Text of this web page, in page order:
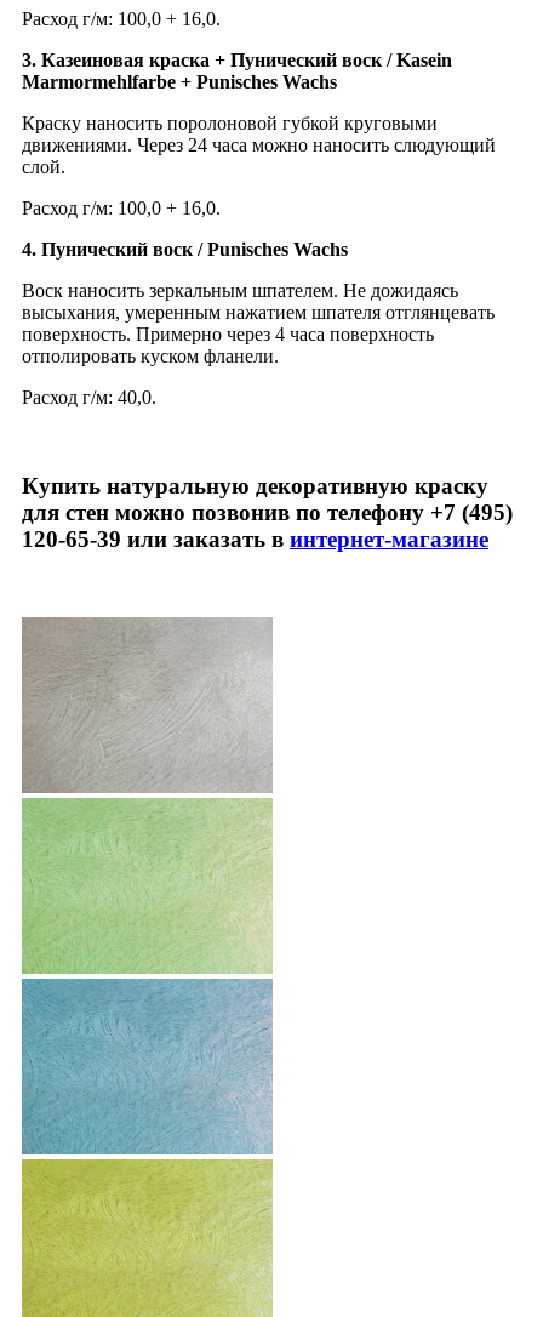
Расход г/м: 100,0 + 16,0.
3. Казеиновая краска + Пунический воск / Kasein
Marmormehlfarbe + Punisches Wachs
Краску наносить поролоновой губкой круговыми
движениями. Через 24 часа можно наносить слюдующий
слой.
Расход г/м: 100,0 + 16,0.
4. Пунический воск / Punisches Wachs
Воск наносить зеркальным шпателем. Не дожидаясь
высыхания, умеренным нажатием шпателя отглянцевать
поверхность. Примерно через 4 часа поверхность
отполировать куском фланели.
Расход г/м: 40,0.
Купить натуральную декоративную краску
для стен можно позвонив по телефону +7 (495)
120-65-39 или заказать в интернет-магазине